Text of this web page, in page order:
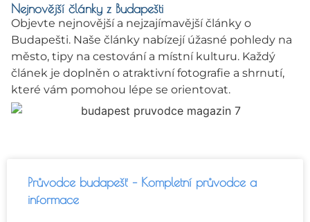
Nejnovější články z Budapešti
Objevte nejnovější a nejzajímavější články o
Budapešti. Naše články nabízejí úžasné pohledy na
město, tipy na cestování a místní kulturu. Každý
článek je doplněn o atraktivní fotografie a shrnutí,
které vám pomohou lépe se orientovat.
Průvodce budapešť – Kompletní průvodce a
informace